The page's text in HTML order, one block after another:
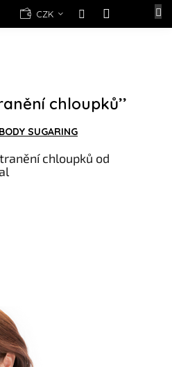
CZK
NÁKUPNÍ
chloupků’’
SUGARING
chloupků od